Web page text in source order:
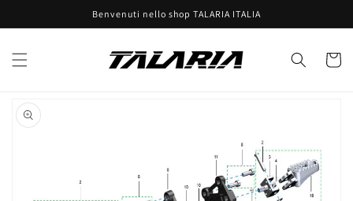
ai contenuti
Benvenuti nello shop TALARIA ITALIA
Carrello
informazioni
sul prodotto